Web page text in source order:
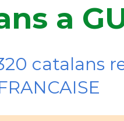
a
catalans